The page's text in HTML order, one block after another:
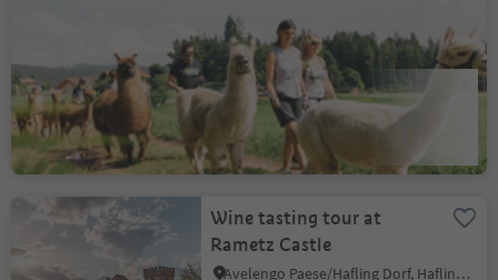
Lama Hikes in Vöran
Eschio/Aschl, Vöran/Verano, Meran/Merano and environs
07 August 2026
datum události
10 August 2026
Wine tasting tour at
Rametz Castle
Avelengo Paese/Hafling Dorf, Hafling/Avelengo, Meran/Merano and environs